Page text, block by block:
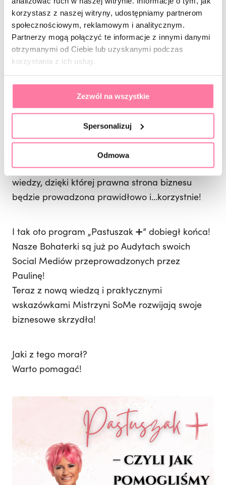
korzystasz z naszej witryny, udostępniamy partnerom
społecznościowym, reklamowym i analitycznym.
Partnerzy mogą połączyć te informacje z innymi danymi
otrzymanymi od Ciebie lub uzyskanymi podczas
korzystania z ich usług.
Zezwól na wszystkie
Spersonalizuj
Odmowa
światu, że jesteś najlepszą stylistką w mieście?
Odpowiedź jest prosta❗️Za pomocą kanałów
społecznościowych. Paulina pokazała jak
zacząć kreować w internecie i/lub co można
zmienić w dotychczasowych działaniach, aby
przynosiły zamierzone efekty!
Pakiet wzorów dokumentów prawnych dla
stylistów oraz pracodawców od PCS Cognito.
Dzięki komentarzom zamieszczonym przez
Prawnika w dokumentach jest spora dawka
wiedzy, dzięki której prawna strona biznesu
będzie prowadzona prawidłowo i…korzystnie!
I tak oto program „Pastuszak ➕” dobiegł końca!
Nasze Bohaterki są już po Audytach swoich
Social Mediów przeprowadzonych przez
Paulinę!
Teraz z nową wiedzą i praktycznymi
wskazówkami Mistrzyni SoMe rozwijają swoje
biznesowe skrzydła!
Jaki z tego morał?
Warto pomagać!